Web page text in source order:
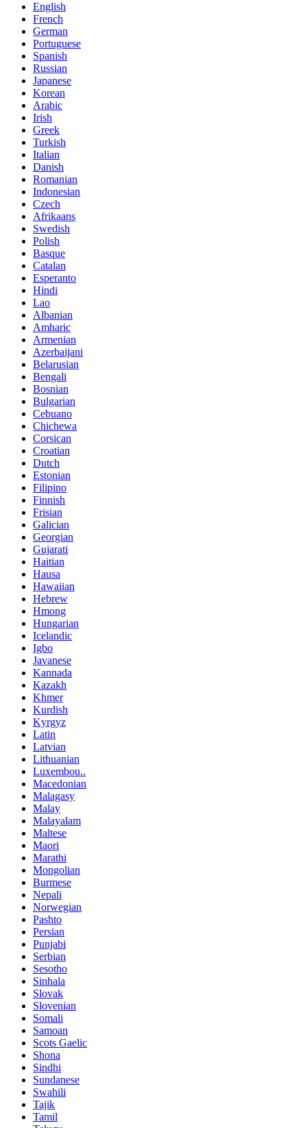
English
French
German
Portuguese
Spanish
Russian
Japanese
Korean
Arabic
Irish
Greek
Turkish
Italian
Danish
Romanian
Indonesian
Czech
Afrikaans
Swedish
Polish
Basque
Catalan
Esperanto
Hindi
Lao
Albanian
Amharic
Armenian
Azerbaijani
Belarusian
Bengali
Bosnian
Bulgarian
Cebuano
Chichewa
Corsican
Croatian
Dutch
Estonian
Filipino
Finnish
Frisian
Galician
Georgian
Gujarati
Haitian
Hausa
Hawaiian
Hebrew
Hmong
Hungarian
Icelandic
Igbo
Javanese
Kannada
Kazakh
Khmer
Kurdish
Kyrgyz
Latin
Latvian
Lithuanian
Luxembou..
Macedonian
Malagasy
Malay
Malayalam
Maltese
Maori
Marathi
Mongolian
Burmese
Nepali
Norwegian
Pashto
Persian
Punjabi
Serbian
Sesotho
Sinhala
Slovak
Slovenian
Somali
Samoan
Scots Gaelic
Shona
Sindhi
Sundanese
Swahili
Tajik
Tamil